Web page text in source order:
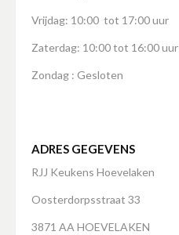
Vrijdag: 10:00 tot 17:00 uur
Zaterdag: 10:00 tot 16:00 uur
Zondag : Gesloten
ADRES GEGEVENS
RJJ Keukens Hoevelaken
Oosterdorpsstraat 33
3871 AA HOEVELAKEN